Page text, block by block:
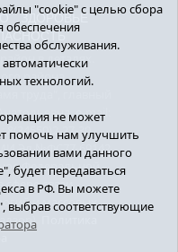
ЗДОРОВЬЕ
в деталях.
района
e-mail:
27-30
Эл №ФС77-69142
Федеральной
связи,
и массовых
"cookie" с целью сбора
обеспечения
обслуживания.
технологий.
не может
помочь нам улучшить
вами данного
будет передаваться
в РФ. Вы можете
выбрав соответствующие